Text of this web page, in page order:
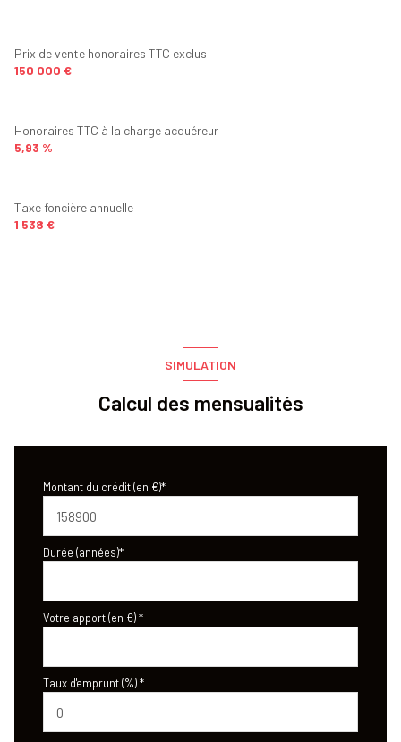
Prix de vente honoraires TTC exclus
150 000 €
Honoraires TTC à la charge acquéreur
5,93 %
Taxe foncière annuelle
1 538 €
SIMULATION
Calcul des mensualités
Montant du crédit (en €)*
Durée (années)*
Votre apport (en €) *
Taux d'emprunt (%) *